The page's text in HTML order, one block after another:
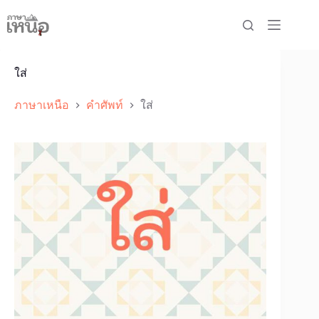
to
content
ใส่
ภาษาเหนือ คำศัพท์ ใส่